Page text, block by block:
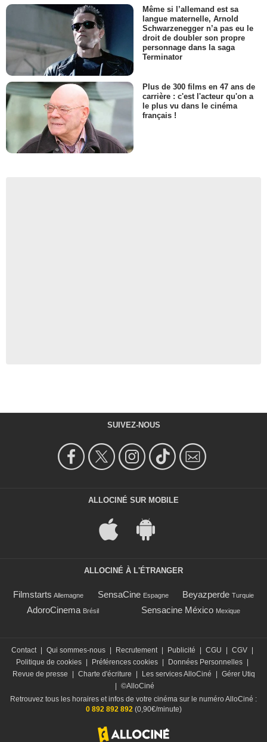
Même si l’allemand est sa
langue maternelle, Arnold
Schwarzenegger n’a pas eu le
droit de doubler son propre
personnage dans la saga
Terminator
Plus de 300 films en 47 ans de
carrière : c'est l'acteur qu'on a
le plus vu dans le cinéma
français !
SUIVEZ-NOUS
ALLOCINÉ SUR MOBILE
ALLOCINÉ À L'ÉTRANGER
Filmstarts Allemagne SensaCine Espagne Beyazperde Turquie
AdoroCinema Brésil Sensacine México Mexique
Contact Qui sommes-nous Recrutement Publicité CGU CGV
Politique de cookies
Préférences cookies Données Personnelles
Revue de presse
Charte d'écriture Les services AlloCiné
Gérer Utiq
©AlloCiné
Retrouvez tous les horaires et infos de votre cinéma sur le numéro AlloCiné :
0 892 892 892(0,90€/minute)